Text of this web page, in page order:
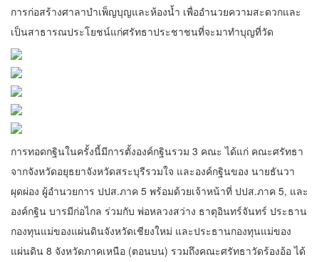
การก่อสร้างศาลาบำเพ็ญบุญและห้องน้ำ เพื่ออำนวยความสะดวกและ
เป็นสาธารณประโยชน์แก่ศรัทธาประชาชนที่จะมาทำบุญที่วัด
การทอดกฐินในครั้งนี้มีการตั้งองค์กฐินรวม 3 คณะ ได้แก่ คณะศรัทธา
จากจังหวัดอยุธยาจังหวัดสระบุรีรวมใจ และองค์กฐินของ นายธันวา
ผุดผ่อง ผู้อำนวยการ ปปส.ภาค 5 พร้อมด้วยเจ้าหน้าที่ ปปส.ภาค 5, และ
องค์กฐิน บารมีก่อไกล ร่วมกับ พ่อหลวงสว่าง ธาตุอินทร์จันทร์ ประธาน
กองทุนแม่ของแผ่นดินจังหวัดเชียงใหม่ และประธานกองทุนแม่ของ
แผ่นดิน 8 จังหวัดภาคเหนือ (ตอนบน) รวมถึงคณะศรัทธาวัดร้องอ้อ ได้